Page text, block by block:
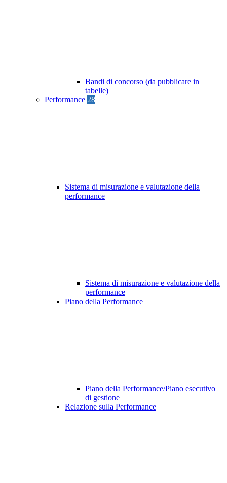
Bandi di concorso (da pubblicare in
tabelle)
Performance 28
Sistema di misurazione e valutazione della
performance
Sistema di misurazione e valutazione della
performance
Piano della Performance
Piano della Performance/Piano esecutivo
di gestione
Relazione sulla Performance